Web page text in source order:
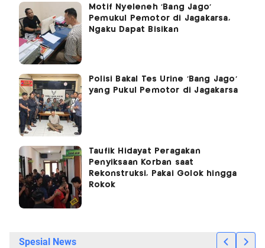
Motif Nyeleneh 'Bang Jago'
Pemukul Pemotor di Jagakarsa,
Ngaku Dapat Bisikan
Polisi Bakal Tes Urine ‘Bang Jago’
yang Pukul Pemotor di Jagakarsa
Taufik Hidayat Peragakan
Penyiksaan Korban saat
Rekonstruksi, Pakai Golok hingga
Rokok